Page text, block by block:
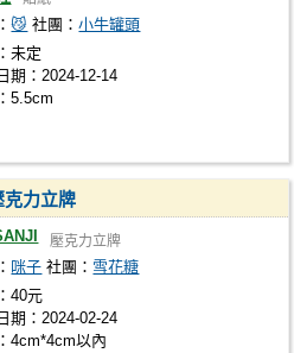
😼 社團：小牛罐頭
未定
期：2024-12-14
5.5cm
克力立牌
壓克力立牌
咪子 社團： 雪花糖
40元
期：2024-02-24
4cm*4cm以內